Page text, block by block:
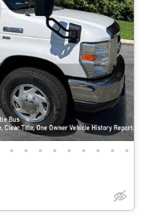
• • • • • • • • •